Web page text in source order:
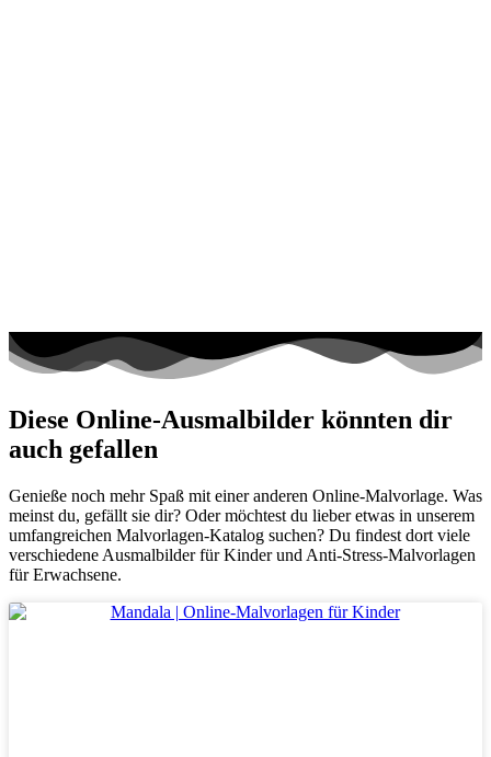
Diese Online-Ausmalbilder könnten dir
auch gefallen
Genieße noch mehr Spaß mit einer anderen Online-Malvorlage. Was
meinst du, gefällt sie dir? Oder möchtest du lieber etwas in unserem
umfangreichen Malvorlagen-Katalog suchen? Du findest dort viele
verschiedene Ausmalbilder für Kinder und Anti-Stress-Malvorlagen
für Erwachsene.